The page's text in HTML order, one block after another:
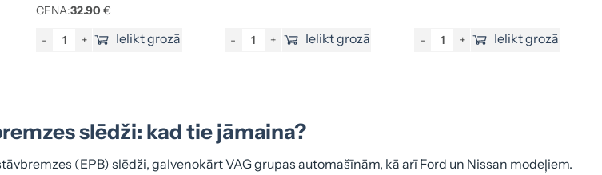
CENA:32.90 €
- + Ielikt grozā - + Ielikt grozā - + Ielikt grozā
slēdži: kad tie jāmaina?
(EPB) slēdži, galvenokārt VAG grupas automašīnām, kā arī Ford un Nissan modeļiem.